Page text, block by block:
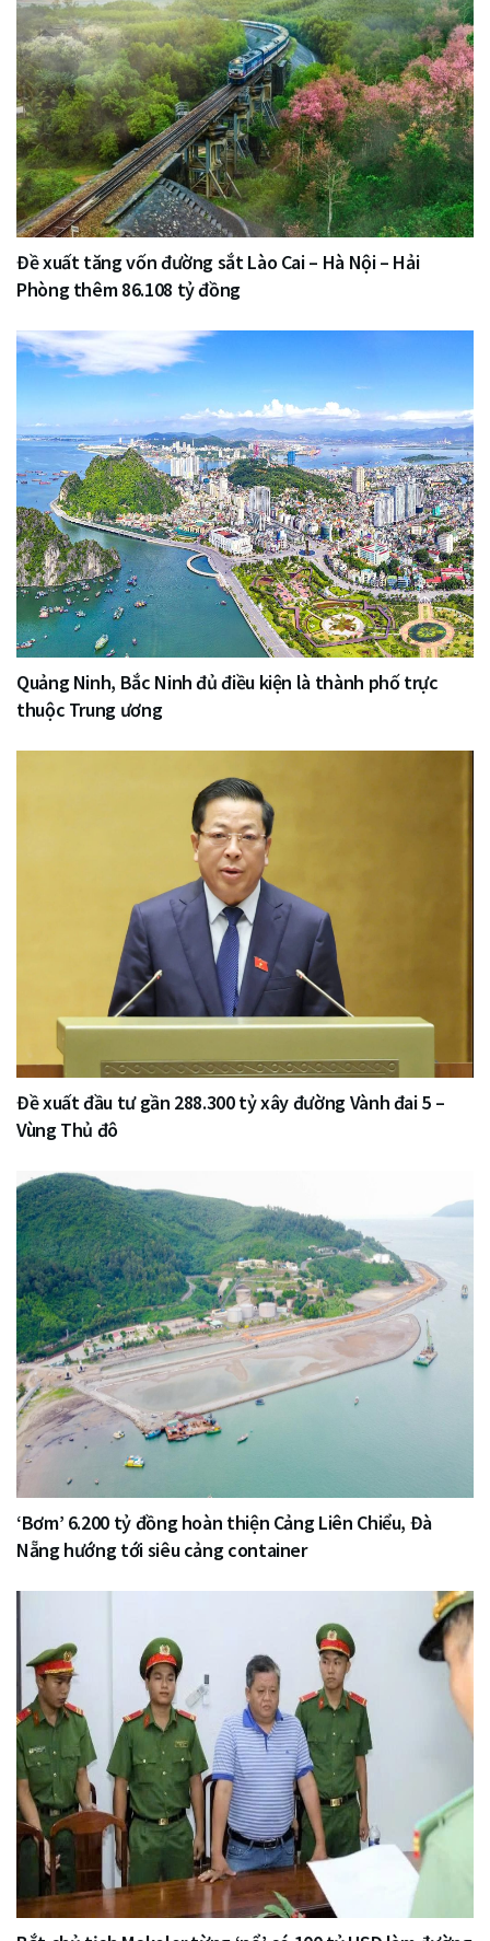
Đề xuất tăng vốn đường sắt Lào Cai – Hà Nội – Hải
Phòng thêm 86.108 tỷ đồng
Quảng Ninh, Bắc Ninh đủ điều kiện là thành phố trực
thuộc Trung ương
Đề xuất đầu tư gần 288.300 tỷ xây đường Vành đai 5 –
Vùng Thủ đô
‘Bơm’ 6.200 tỷ đồng hoàn thiện Cảng Liên Chiểu, Đà
Nẵng hướng tới siêu cảng container